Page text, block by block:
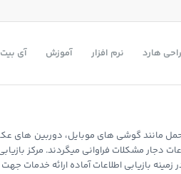
هارد نرم افزار آموزش آی بیت
بازیابی اطلاعات آماده ارائه خدمات